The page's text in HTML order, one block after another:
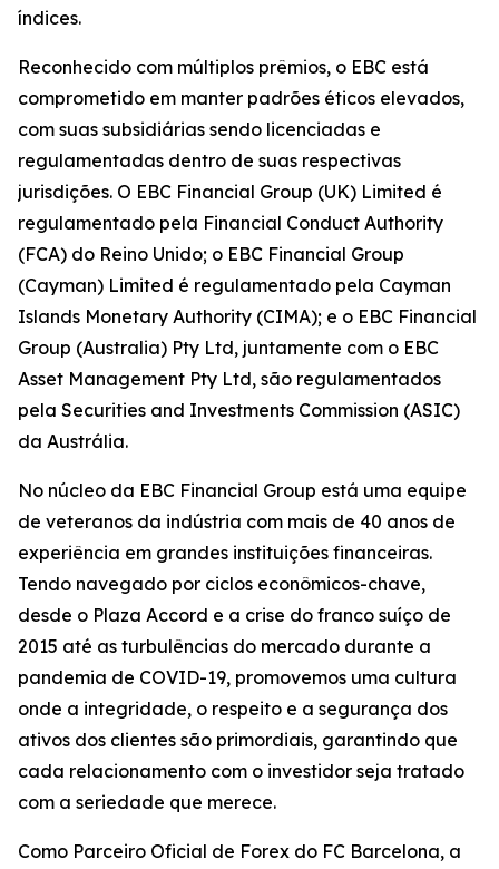
índices.
Reconhecido com múltiplos prêmios, o EBC está
comprometido em manter padrões éticos elevados,
com suas subsidiárias sendo licenciadas e
regulamentadas dentro de suas respectivas
jurisdições. O EBC Financial Group (UK) Limited é
regulamentado pela Financial Conduct Authority
(FCA) do Reino Unido; o EBC Financial Group
(Cayman) Limited é regulamentado pela Cayman
Islands Monetary Authority (CIMA); e o EBC Financial
Group (Australia) Pty Ltd, juntamente com o EBC
Asset Management Pty Ltd, são regulamentados
pela Securities and Investments Commission (ASIC)
da Austrália.
No núcleo da EBC Financial Group está uma equipe
de veteranos da indústria com mais de 40 anos de
experiência em grandes instituições financeiras.
Tendo navegado por ciclos econômicos-chave,
desde o Plaza Accord e a crise do franco suíço de
2015 até as turbulências do mercado durante a
pandemia de COVID-19, promovemos uma cultura
onde a integridade, o respeito e a segurança dos
ativos dos clientes são primordiais, garantindo que
cada relacionamento com o investidor seja tratado
com a seriedade que merece.
Como Parceiro Oficial de Forex do FC Barcelona, a